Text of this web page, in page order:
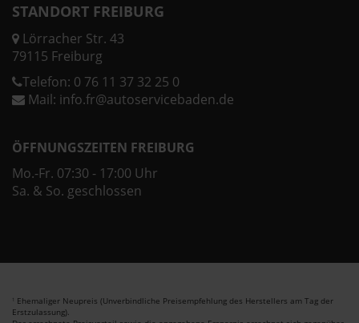
STANDORT FREIBURG
Lörracher Str. 43
79115 Freiburg
Telefon: 0 76 11 37 32 25 0
Mail: info.fr@autoservicebaden.de
ÖFFNUNGSZEITEN FREIBURG
Mo.-Fr. 07:30 - 17:00 Uhr
Sa. & So. geschlossen
1 Ehemaliger Neupreis (Unverbindliche Preisempfehlung des Herstellers am Tag der
Erstzulassung).